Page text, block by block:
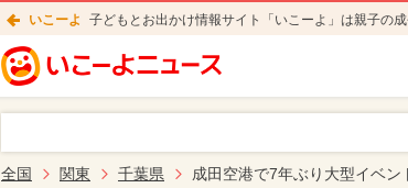
いこーよ 子どもとお出かけ情報サイト「いこーよ」は親子の
全国 関東 千葉県 成田空港で7年ぶり大型イベ